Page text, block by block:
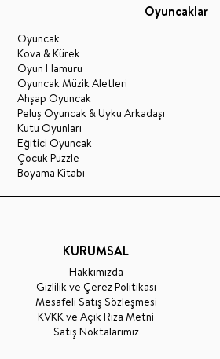
Oyuncaklar
Oyuncak
Kova & Kürek
Oyun Hamuru
Oyuncak Müzik Aletleri
Ahşap Oyuncak
Peluş Oyuncak & Uyku Arkadaşı
Kutu Oyunları
Eğitici Oyuncak
Çocuk Puzzle
Boyama Kitabı
KURUMSAL
Hakkımızda
Gizlilik ve Çerez Politikası
Mesafeli Satış Sözleşmesi
KVKK ve Açık Rıza Metni
Satış Noktalarımız